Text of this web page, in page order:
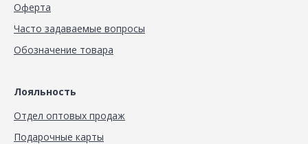
Оферта
Часто задаваемые вопросы
Обозначение товара
Лояльность
Отдел оптовых продаж
Подарочные карты